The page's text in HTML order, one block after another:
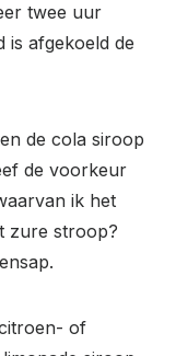
twee uur
is afgekoeld de
de cola siroop
de voorkeur
ik het
zure stroop?
of